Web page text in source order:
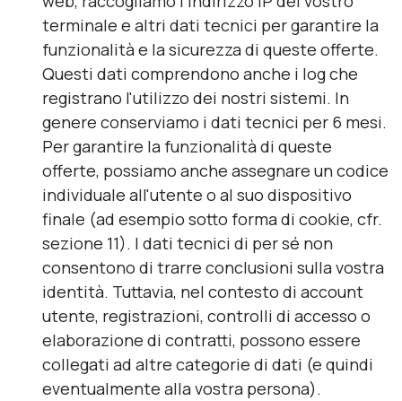
terminale e altri dati tecnici per garantire la
funzionalità e la sicurezza di queste offerte.
Questi dati comprendono anche i log che
registrano l'utilizzo dei nostri sistemi. In
genere conserviamo i dati tecnici per 6 mesi.
Per garantire la funzionalità di queste
offerte, possiamo anche assegnare un codice
individuale all'utente o al suo dispositivo
finale (ad esempio sotto forma di cookie, cfr.
sezione 11). I dati tecnici di per sé non
consentono di trarre conclusioni sulla vostra
identità. Tuttavia, nel contesto di account
utente, registrazioni, controlli di accesso o
elaborazione di contratti, possono essere
collegati ad altre categorie di dati (e quindi
eventualmente alla vostra persona).